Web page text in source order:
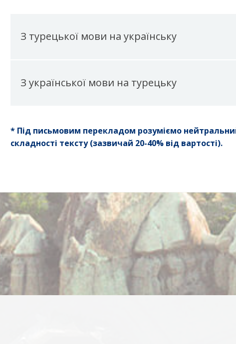
З турецької мови на українську
З української мови на турецьку
* Під письмовим перекладом розуміємо
складності тексту (зазвичай 20-40% від вартості).